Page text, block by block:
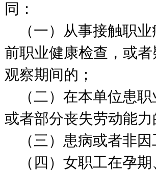
同：
（一）从事接触职业
前职业健康检查，或
观察期间的；
（二）在本单位患职
或者部分丧失劳动能力
（三）患病或者非因
（四）女职工在孕期